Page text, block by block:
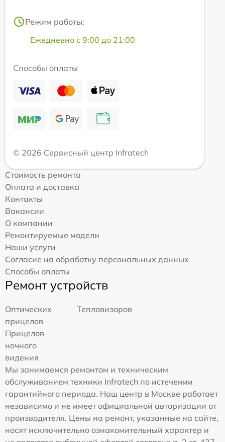
Режим работы:
Ежедневно с 9:00 до 21:00
Способы оплаты
© 2026 Сервисный центр Infratech
Стоимость ремонта
Оплата и доставка
Контакты
Вакансии
О компании
Ремонтируемые модели
Наши услуги
Согласие на обработку персональных данных
Способы оплаты
Ремонт устройств
Оптических
прицелов
Тепловизоров
Прицелов
ночного
видения
Мы занимаемся ремонтом и техническим
обслуживанием техники Infratech по истечении
гарантийного периода. Наш центр в Москве работает
независимо и не имеет официальной авторизации от
производителя. Цены на ремонт, указанные на сайте,
носят исключительно ознакомительный характер и